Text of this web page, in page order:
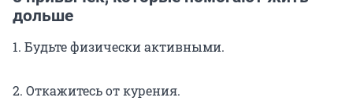
дольше
1. Будьте физически активными.
2. Откажитесь от курения.